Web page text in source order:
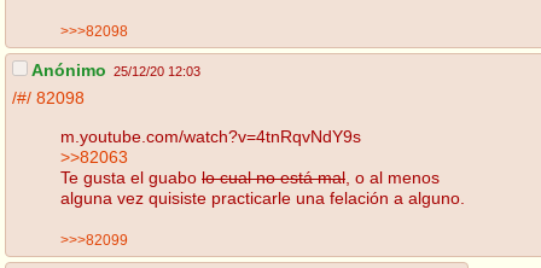
>>>82098
Anónimo 25/12/20 12:03
/#/ 82098
m.youtube.com/watch?v=4tnRqvNdY9s
>>82063
Te gusta el guabo lo cual no está mal , o al menos
alguna vez quisiste practicarle una felación a alguno.
>>>82099